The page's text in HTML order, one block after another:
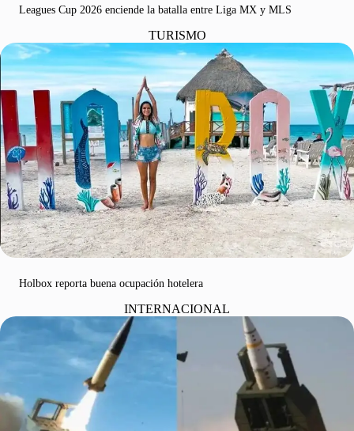
Leagues Cup 2026 enciende la batalla entre Liga MX y MLS
TURISMO
Holbox reporta buena ocupación hotelera
INTERNACIONAL